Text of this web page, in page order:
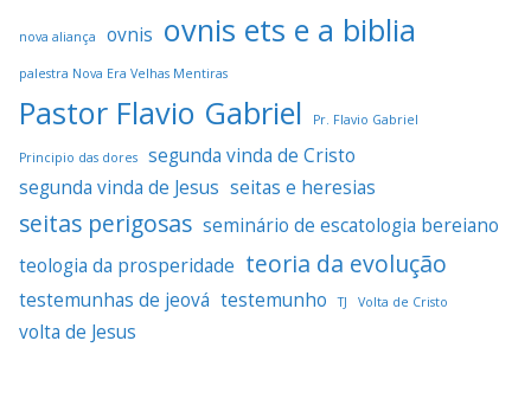
nova aliança ovnis ovnis ets e a biblia
palestra Nova Era Velhas Mentiras
Pastor Flavio Gabriel Pr. Flavio Gabriel
Principio das dores
segunda vinda de Cristo
segunda vinda de Jesus seitas e heresias
seitas perigosas seminário de escatologia bereiano
teologia da prosperidade teoria da evolução
testemunhas de jeová testemunho TJ Volta de Cristo
volta de Jesus